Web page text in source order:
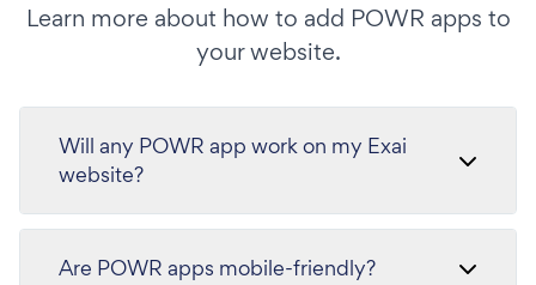
Learn more about how to add POWR apps to
your website.
Will any POWR app work on my Exai
website?
Are POWR apps mobile-friendly?